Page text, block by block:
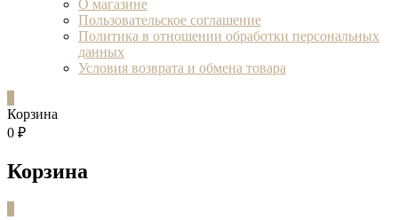
О магазине
Пользовательское соглашение
Политика в отношении обработки персональных
данных
Условия возврата и обмена товара
Корзина
0 ₽
Корзина